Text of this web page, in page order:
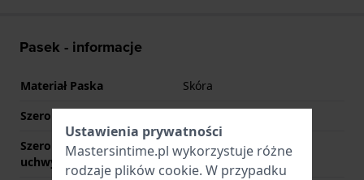
Pasek - informacje
Materiał Paska
Skóra
Szerokość uchwytu
Szerokość między
uchwytami
22 mm
Ustawienia prywatności
Mastersintime.pl wykorzystuje różne
rodzaje plików cookie. W przypadku